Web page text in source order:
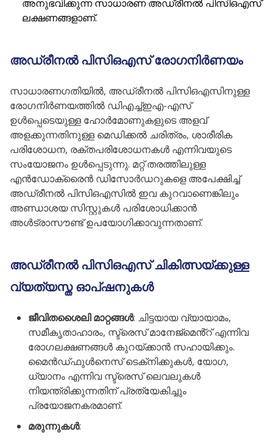
അനുഭവിക്കുന്ന സാധാരണ അഡ്രീനൽ പിസിഒഎസ്
ലക്ഷണങ്ങളാണ്.
അഡ്രീനൽ പിസിഒഎസ് രോഗനിർണയം
സാധാരണഗതിയിൽ, അഡ്രീനൽ പിസിഒഎസിനുള്ള
രോഗനിർണയത്തിൽ ഡിഎച്ച്ഇഎ-എസ്
ഉൾപ്പെടെയുള്ള ഹോർമോണുകളുടെ അളവ്
അളക്കുന്നതിനുള്ള മെഡിക്കൽ ചരിത്രം, ശാരീരിക
പരിശോധന, രക്തപരിശോധനകൾ എന്നിവയുടെ
സംയോജനം ഉൾപ്പെടുന്നു. മറ്റ് തരത്തിലുള്ള
എൻഡോക്രൈൻ ഡിസോർഡറുകളെ അപേക്ഷിച്ച്
അഡ്രീനൽ പിസിഒഎസിൽ ഇവ കുറവാണെങ്കിലും
അണ്ഡാശയ സിസ്റ്റുകൾ പരിശോധിക്കാൻ
അൾട്രാസൗണ്ട് ഉപയോഗിക്കാവുന്നതാണ്.
അഡ്രീനൽ പിസിഒഎസ് ചികിത്സയ്ക്കുള്ള
വ്യത്യസ്ത ഓപ്ഷനുകൾ
ജീവിതശൈലി മാറ്റങ്ങൾ: ചിട്ടയായ വ്യായാമം,
സമീകൃതാഹാരം, സ്ട്രെസ് മാനേജ്മെൻ്റ് എന്നിവ
രോഗലക്ഷണങ്ങൾ കുറയ്ക്കാൻ സഹായിക്കും.
മൈൻഡ്‌ഫുൾനെസ് ടെക്‌നിക്കുകൾ, യോഗ,
ധ്യാനം എന്നിവ സ്ട്രെസ് ലെവലുകൾ
നിയന്ത്രിക്കുന്നതിന് പ്രത്യേകിച്ചും
പ്രയോജനകരമാണ്.
മരുന്നുകൾ: